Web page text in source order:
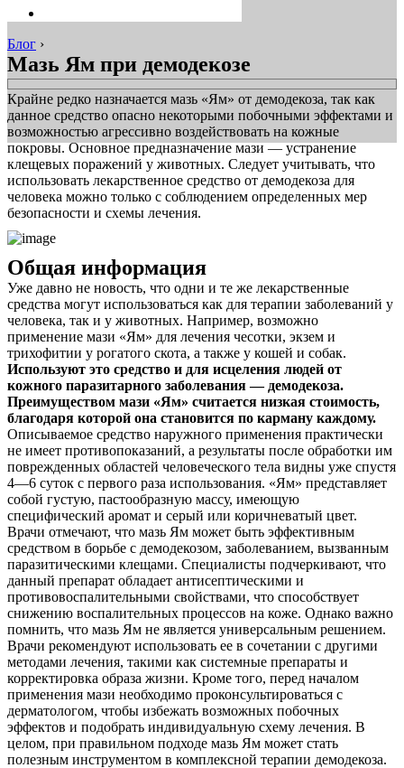
Блог ›
Мазь Ям при демодекозе
Крайне редко назначается мазь «Ям» от демодекоза, так как
данное средство опасно некоторыми побочными эффектами и
возможностью агрессивно воздействовать на кожные
покровы. Основное предназначение мази — устранение
клещевых поражений у животных. Следует учитывать, что
использовать лекарственное средство от демодекоза для
человека можно только с соблюдением определенных мер
безопасности и схемы лечения.
Общая информация
Уже давно не новость, что одни и те же лекарственные
средства могут использоваться как для терапии заболеваний у
человека, так и у животных. Например, возможно
применение мази «Ям» для лечения чесотки, экзем и
трихофитии у рогатого скота, а также у кошей и собак.
Используют это средство и для исцеления людей от
кожного паразитарного заболевания — демодекоза.
Преимуществом мази «Ям» считается низкая стоимость,
благодаря которой она становится по карману каждому.
Описываемое средство наружного применения практически
не имеет противопоказаний, а результаты после обработки им
поврежденных областей человеческого тела видны уже спустя
4—6 суток с первого раза использования. «Ям» представляет
собой густую, пастообразную массу, имеющую
специфический аромат и серый или коричневатый цвет.
Врачи отмечают, что мазь Ям может быть эффективным
средством в борьбе с демодекозом, заболеванием, вызванным
паразитическими клещами. Специалисты подчеркивают, что
данный препарат обладает антисептическими и
противовоспалительными свойствами, что способствует
снижению воспалительных процессов на коже. Однако важно
помнить, что мазь Ям не является универсальным решением.
Врачи рекомендуют использовать ее в сочетании с другими
методами лечения, такими как системные препараты и
корректировка образа жизни. Кроме того, перед началом
применения мази необходимо проконсультироваться с
дерматологом, чтобы избежать возможных побочных
эффектов и подобрать индивидуальную схему лечения. В
целом, при правильном подходе мазь Ям может стать
полезным инструментом в комплексной терапии демодекоза.